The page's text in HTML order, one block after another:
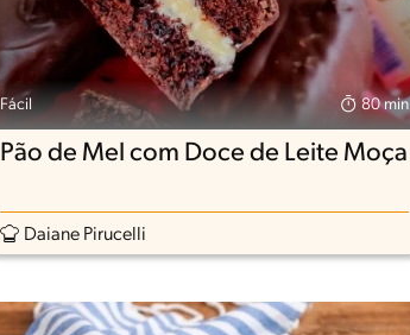
Fácil 80 min
Pão de Mel com Doce de Leite Moça
Daiane Pirucelli